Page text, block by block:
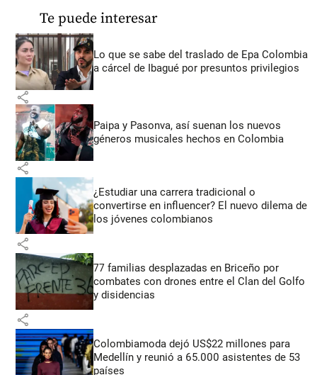
Te puede interesar
Lo que se sabe del traslado de Epa Colombia
a cárcel de Ibagué por presuntos privilegios
share
Paipa y Pasonva, así suenan los nuevos
géneros musicales hechos en Colombia
share
¿Estudiar una carrera tradicional o
convertirse en influencer? El nuevo dilema de
los jóvenes colombianos
share
77 familias desplazadas en Briceño por
combates con drones entre el Clan del Golfo
y disidencias
share
Colombiamoda dejó US$22 millones para
Medellín y reunió a 65.000 asistentes de 53
países